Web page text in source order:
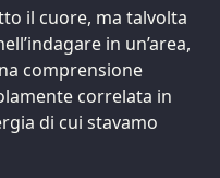
il cuore, ma talvolta
in un’area,
comprensione
correlata in
di cui stavamo